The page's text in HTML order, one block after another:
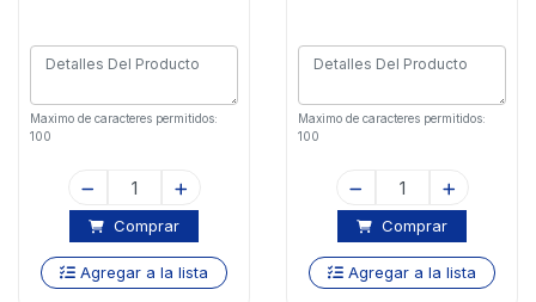
Maximo de caracteres permitidos:
100
Comprar
Agregar a la lista
Maximo de caracteres permitidos:
100
Comprar
Agregar a la lista